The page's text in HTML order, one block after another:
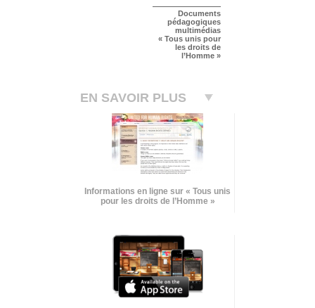
Documents
pédagogiques
multimédias
« Tous unis pour
les droits de
l’Homme »
EN SAVOIR PLUS
Informations en ligne sur « Tous unis
pour les droits de l’Homme »